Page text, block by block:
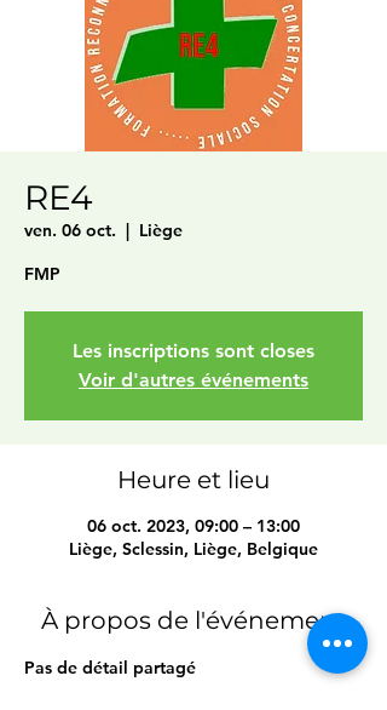
RE4
ven. 06 oct.
  |
Liège
FMP
Les inscriptions sont closes
Voir d'autres événements
Heure et lieu
06 oct. 2023, 09:00 – 13:00
Liège, Sclessin, Liège, Belgique
À propos de l'événement
Pas de détail partagé